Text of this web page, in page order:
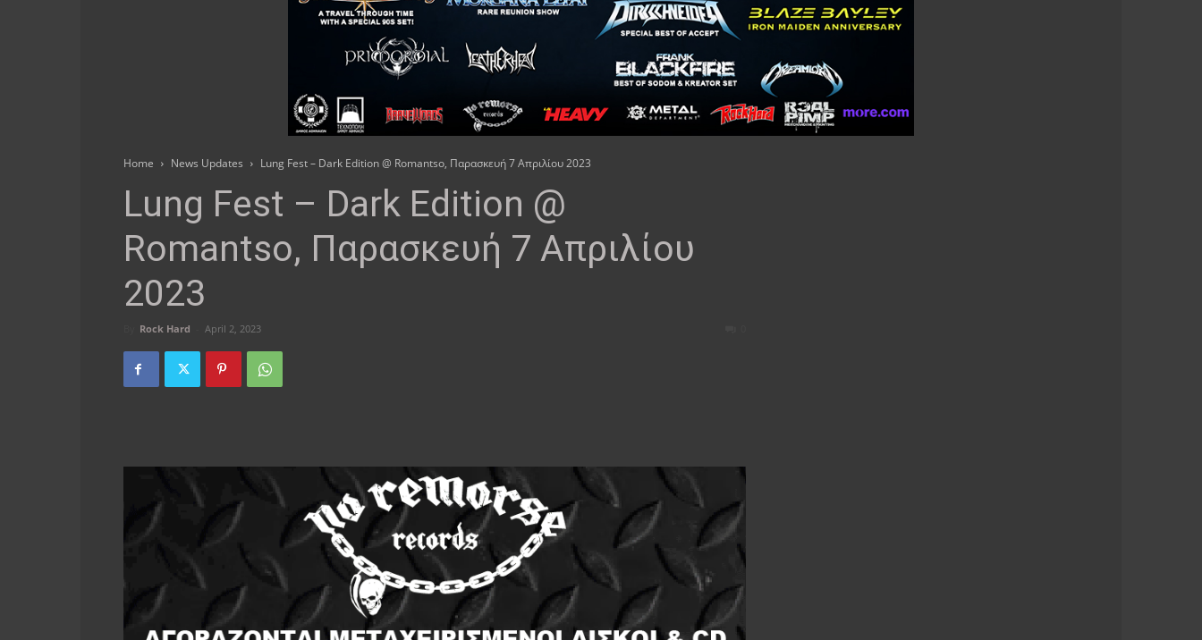
Home News Updates Lung Fest – Dark Edition @ Romantso, Παρασκευή 7 Απριλίου 2023
Lung Fest – Dark Edition @
Romantso, Παρασκευή 7 Απριλίου
2023
Rock Hard April 2, 2023